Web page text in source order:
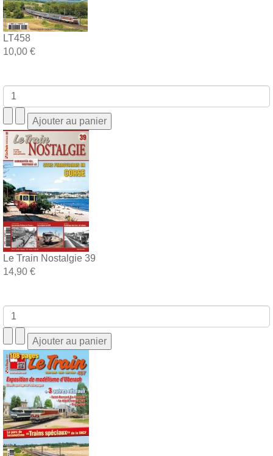
LT458
10,00 €
Le Train Nostalgie 39
14,90 €